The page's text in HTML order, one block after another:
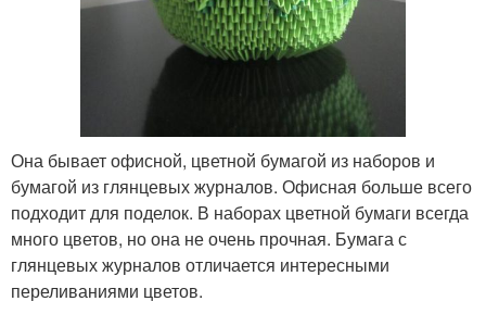
Она бывает офисной, цветной бумагой из наборов и
бумагой из глянцевых журналов. Офисная больше всего
подходит для поделок. В наборах цветной бумаги всегда
много цветов, но она не очень прочная. Бумага с
глянцевых журналов отличается интересными
переливаниями цветов.